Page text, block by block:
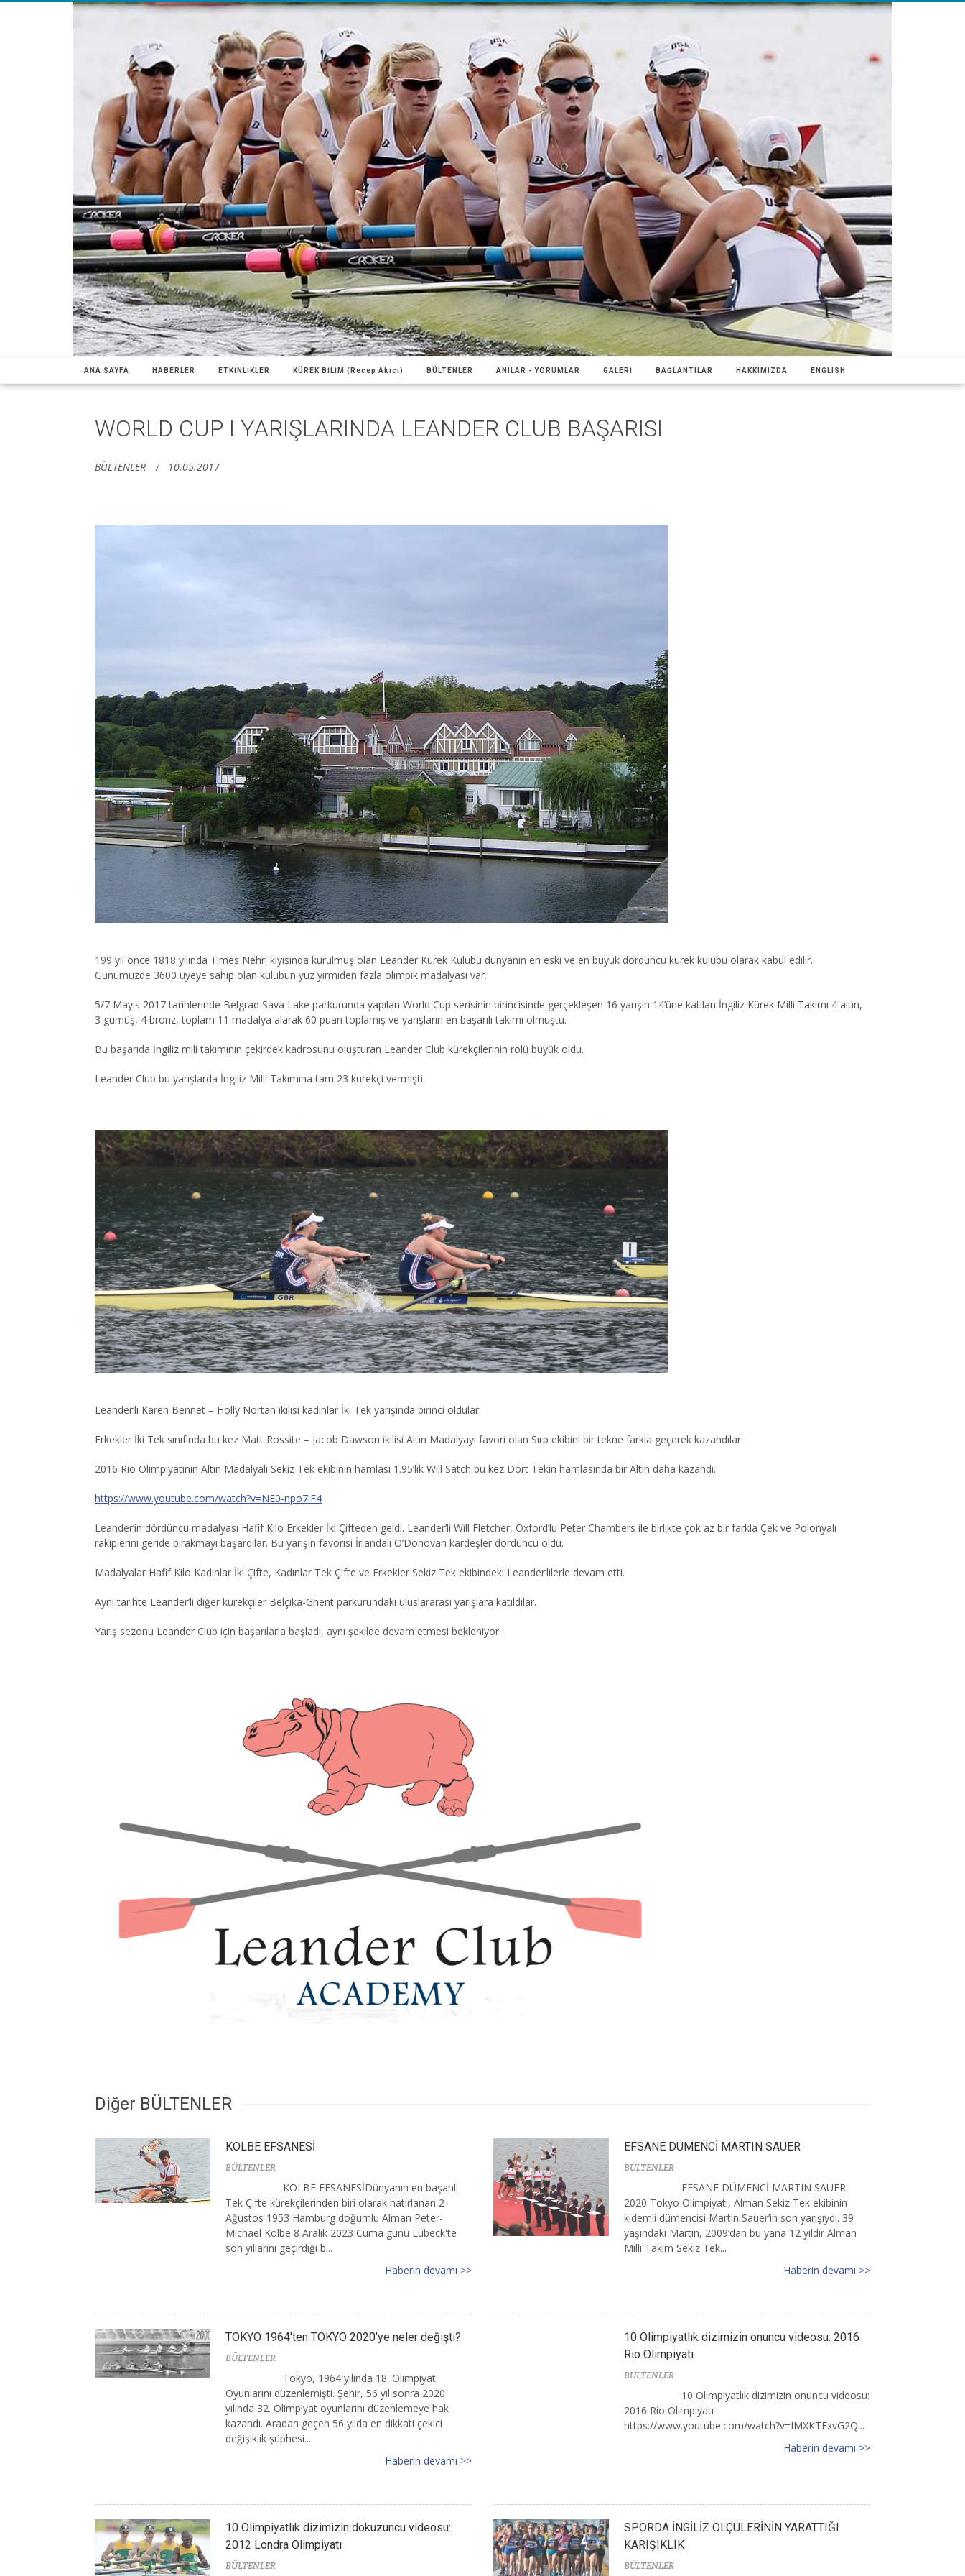
ANA SAYFA HABERLER ETKİNLİKLER KÜREK BİLİM (Recep Akıcı) BÜLTENLER ANILAR - YORUMLAR GALERİ BAĞLANTILAR HAKKIMIZDA ENGLISH
WORLD CUP I YARIŞLARINDA LEANDER CLUB BAŞARISI
BÜLTENLER 10.05.2017
199 yıl önce 1818 yılında Times Nehri kıyısında kurulmuş olan Leander Kürek Kulübü dünyanın en eski ve en büyük dördüncü kürek kulübü olarak kabul edilir.
Günümüzde 3600 üyeye sahip olan kulübün yüz yirmiden fazla olimpik madalyası var.
5/7 Mayıs 2017 tarihlerinde Belgrad Sava Lake parkurunda yapılan World Cup serisinin birincisinde gerçekleşen 16 yarışın 14’üne katılan İngiliz Kürek Milli Takımı 4 altın,
3 gümüş, 4 bronz, toplam 11 madalya alarak 60 puan toplamış ve yarışların en başarılı takımı olmuştu.
Bu başarıda İngiliz mili takımının çekirdek kadrosunu oluşturan Leander Club kürekçilerinin rolü büyük oldu.
Leander Club bu yarışlarda İngiliz Milli Takımına tam 23 kürekçi vermişti.
Leander’li Karen Bennet – Holly Nortan ikilisi kadınlar İki Tek yarışında birinci oldular.
Erkekler İki Tek sınıfında bu kez Matt Rossite – Jacob Dawson ikilisi Altın Madalyayı favori olan Sırp ekibini bir tekne farkla geçerek kazandılar.
2016 Rio Olimpiyatının Altın Madalyalı Sekiz Tek ekibinin hamlası 1.95’lik Will Satch bu kez Dört Tekin hamlasında bir Altın daha kazandı.
https://www.youtube.com/watch?v=NE0-npo7iF4
Leander’in dördüncü madalyası Hafif Kilo Erkekler İki Çifteden geldi. Leander’li Will Fletcher, Oxford’lu Peter Chambers ile birlikte çok az bir farkla Çek ve Polonyalı
rakiplerini geride bırakmayı başardılar. Bu yarışın favorisi İrlandalı O’Donovan kardeşler dördüncü oldu.
Madalyalar Hafif Kilo Kadınlar İki Çifte, Kadınlar Tek Çifte ve Erkekler Sekiz Tek ekibindeki Leander’lilerle devam etti.
Aynı tarihte Leander’li diğer kürekçiler Belçika-Ghent parkurundaki uluslararası yarışlara katıldılar.
Yarış sezonu Leander Club için başarılarla başladı, aynı şekilde devam etmesi bekleniyor.
Diğer BÜLTENLER
KOLBE EFSANESİ
BÜLTENLER
KOLBE EFSANESİDünyanın en başarılı
Tek Çifte kürekçilerinden biri olarak hatırlanan 2
Ağustos 1953 Hamburg doğumlu Alman Peter-
Michael Kolbe 8 Aralık 2023 Cuma günü Lübeck'te
son yıllarını geçirdiği b...
Haberin devamı >>
EFSANE DÜMENCİ MARTIN SAUER
BÜLTENLER
EFSANE DÜMENCİ MARTIN SAUER
2020 Tokyo Olimpiyatı, Alman Sekiz Tek ekibinin
kıdemli dümencisi Martin Sauer’in son yarışıydı. 39
yaşındaki Martin, 2009’dan bu yana 12 yıldır Alman
Milli Takım Sekiz Tek...
Haberin devamı >>
TOKYO 1964'ten TOKYO 2020'ye neler değişti?
BÜLTENLER
Tokyo, 1964 yılında 18. Olimpiyat
Oyunlarını düzenlemişti. Şehir, 56 yıl sonra 2020
yılında 32. Olimpiyat oyunlarını düzenlemeye hak
kazandı. Aradan geçen 56 yılda en dikkati çekici
değişiklik şüphesi...
Haberin devamı >>
10 Olimpiyatlık dizimizin onuncu videosu: 2016
Rio Olimpiyatı
BÜLTENLER
10 Olimpiyatlık dizimizin onuncu videosu:
2016 Rio Olimpiyatı
https://www.youtube.com/watch?v=IMXKTFxvG2Q...
Haberin devamı >>
10 Olimpiyatlık dizimizin dokuzuncu videosu:
2012 Londra Olimpiyatı
BÜLTENLER
SPORDA İNGİLİZ ÖLÇÜLERİNİN YARATTIĞI
KARIŞIKLIK
BÜLTENLER